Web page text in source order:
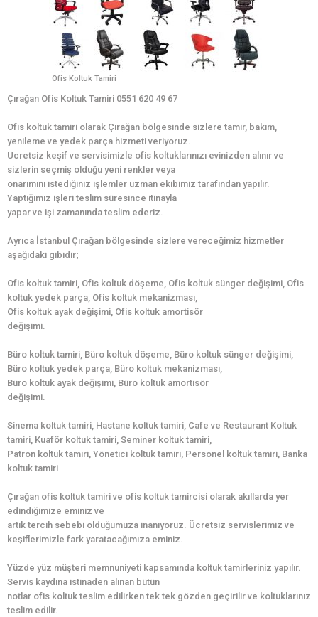
Ofis Koltuk Tamiri
Çırağan Ofis Koltuk Tamiri 0551 620 49 67
Ofis koltuk tamiri olarak Çırağan bölgesinde sizlere tamir, bakım,
yenileme ve yedek parça hizmeti veriyoruz.
Ücretsiz keşif ve servisimizle ofis koltuklarınızı evinizden alınır ve
sizlerin seçmiş olduğu yeni renkler veya
onarımını istediğiniz işlemler uzman ekibimiz tarafından yapılır.
Yaptığımız işleri teslim süresince itinayla
yapar ve işi zamanında teslim ederiz.
Ayrıca İstanbul Çırağan bölgesinde sizlere vereceğimiz hizmetler
aşağıdaki gibidir;
Ofis koltuk tamiri, Ofis koltuk döşeme, Ofis koltuk sünger değişimi, Ofis
koltuk yedek parça, Ofis koltuk mekanizması,
Ofis koltuk ayak değişimi, Ofis koltuk amortisör
değişimi.
Büro koltuk tamiri, Büro koltuk döşeme, Büro koltuk sünger değişimi,
Büro koltuk yedek parça, Büro koltuk mekanizması,
Büro koltuk ayak değişimi, Büro koltuk amortisör
değişimi.
Sinema koltuk tamiri, Hastane koltuk tamiri, Cafe ve Restaurant Koltuk
tamiri, Kuaför koltuk tamiri, Seminer koltuk tamiri,
Patron koltuk tamiri, Yönetici koltuk tamiri, Personel koltuk tamiri, Banka
koltuk tamiri
Çırağan ofis koltuk tamiri ve ofis koltuk tamircisi olarak akıllarda yer
edindiğimize eminiz ve
artık tercih sebebi olduğumuza inanıyoruz. Ücretsiz servislerimiz ve
keşiflerimizle fark yaratacağımıza eminiz.
Yüzde yüz müşteri memnuniyeti kapsamında koltuk tamirleriniz yapılır.
Servis kaydına istinaden alınan bütün
notlar ofis koltuk teslim edilirken tek tek gözden geçirilir ve koltuklarınız
teslim edilir.